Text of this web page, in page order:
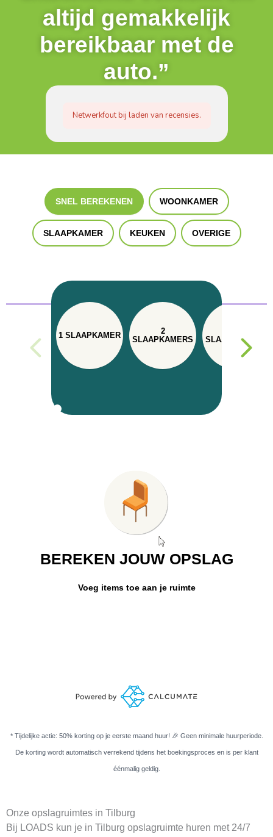
altijd gemakkelijk
bereikbaar met de
auto.”
Netwerkfout bij laden van recensies.
SNEL BEREKENEN WOONKAMER
SLAAPKAMER KEUKEN OVERIGE
1 SLAAPKAMER
2
SLAAPKAMERS
SLAAPKAMERS
BEREKEN JOUW OPSLAG
Voeg items toe aan je ruimte
* Tijdelijke actie: 50% korting op je eerste maand huur! 🎉 Geen minimale huurperiode.
De korting wordt automatisch verrekend tijdens het boekingsproces en is per klant
éénmalig geldig.
Onze opslagruimtes in Tilburg
Bij LOADS kun je in Tilburg opslagruimte huren met 24/7